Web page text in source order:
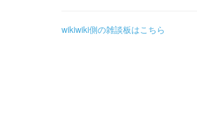
wikiwiki側の雑談板はこちら